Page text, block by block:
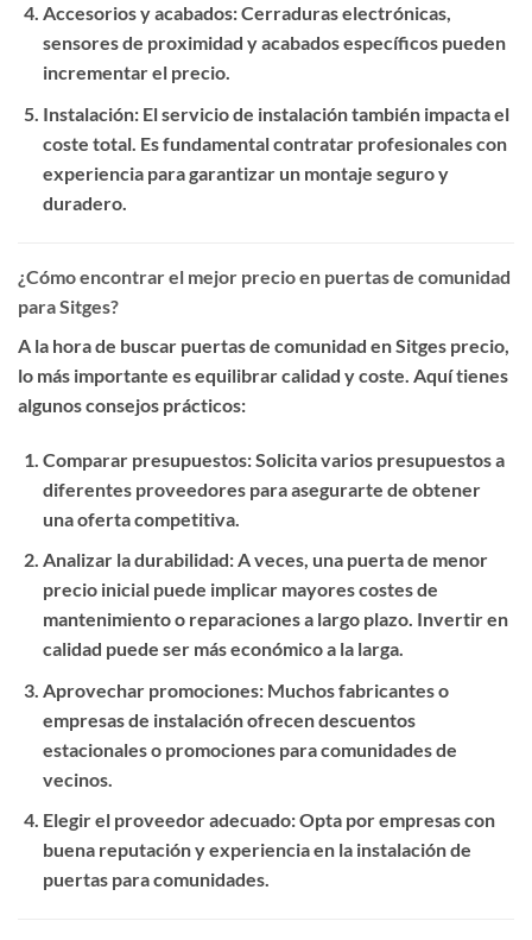
Accesorios y acabados: Cerraduras electrónicas,
sensores de proximidad y acabados específicos pueden
incrementar el precio.
Instalación: El servicio de instalación también impacta el
coste total. Es fundamental contratar profesionales con
experiencia para garantizar un montaje seguro y
duradero.
¿Cómo encontrar el mejor precio en puertas de comunidad
para Sitges?
A la hora de buscar puertas de comunidad en Sitges precio,
lo más importante es equilibrar calidad y coste. Aquí tienes
algunos consejos prácticos:
Comparar presupuestos: Solicita varios presupuestos a
diferentes proveedores para asegurarte de obtener
una oferta competitiva.
Analizar la durabilidad: A veces, una puerta de menor
precio inicial puede implicar mayores costes de
mantenimiento o reparaciones a largo plazo. Invertir en
calidad puede ser más económico a la larga.
Aprovechar promociones: Muchos fabricantes o
empresas de instalación ofrecen descuentos
estacionales o promociones para comunidades de
vecinos.
Elegir el proveedor adecuado: Opta por empresas con
buena reputación y experiencia en la instalación de
puertas para comunidades.